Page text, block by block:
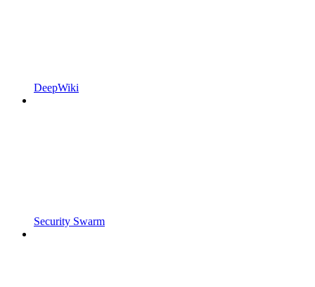
DeepWiki
Security Swarm